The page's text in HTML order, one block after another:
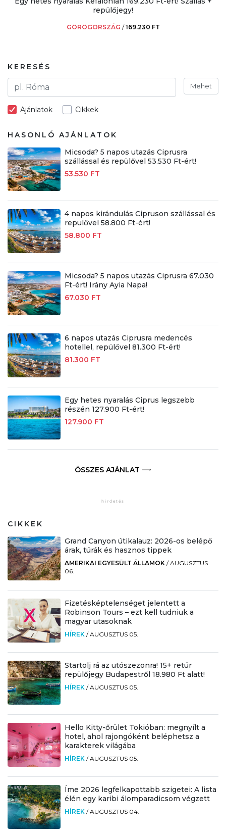
repülőjegy!
GÖRÖGORSZÁG /169.230 FT
KERESÉS
Mehet
Ajánlatok Cikkek
HASONLÓ AJÁNLATOK
Micsoda? 5 napos utazás Ciprusra
szállással és repülővel 53.530 Ft-ért!
53.530 FT
4 napos kirándulás Cipruson szállással és
repülővel 58.800 Ft-ért!
58.800 FT
Micsoda? 5 napos utazás Ciprusra 67.030
Ft-ért! Irány Ayia Napa!
67.030 FT
6 napos utazás Ciprusra medencés
hotellel, repülővel 81.300 Ft-ért!
81.300 FT
Egy hetes nyaralás Ciprus legszebb
részén 127.900 Ft-ért!
127.900 FT
ÖSSZES AJÁNLAT
CIKKEK
Grand Canyon útikalauz: 2026-os belépő
árak, túrák és hasznos tippek
AMERIKAI EGYESÜLT ÁLLAMOK /AUGUSZTUS
06.
Fizetésképtelenséget jelentett a
Robinson Tours – ezt kell tudniuk a
magyar utasoknak
HÍREK /AUGUSZTUS 05.
Startolj rá az utószezonra! 15+ retúr
repülőjegy Budapestről 18.980 Ft alatt!
HÍREK /AUGUSZTUS 05.
Hello Kitty-őrület Tokióban: megnyílt a
hotel, ahol rajongóként beléphetsz a
karakterek világába
HÍREK /AUGUSZTUS 05.
Íme 2026 legfelkapottabb szigetei: A lista
élén egy karibi álomparadicsom végzett
HÍREK /AUGUSZTUS 04.